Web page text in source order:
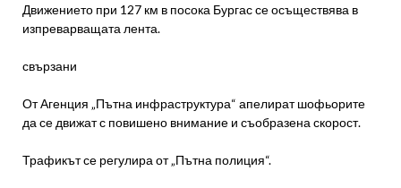
Движението при 127 км в посока Бургас се осъществява в
изпреварващата лента.
свързани
От Агенция „Пътна инфраструктура“ апелират шофьорите
да се движат с повишено внимание и съобразена скорост.
Трафикът се регулира от „Пътна полиция“.